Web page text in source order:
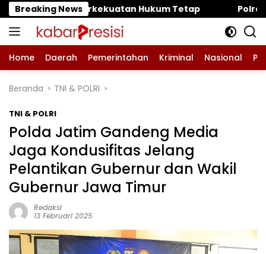
Langsung
ke
konten
Breaking News
Hukum Tetap ‎Polres Pasuruan Mutasi Tiga
Home Daerah Pemerintahan Kriminal Nasional
Beranda TNI & POLRI
TNI & POLRI
Polda Jatim Gandeng Media
Jaga Kondusifitas Jelang
Pelantikan Gubernur dan Wakil
Gubernur Jawa Timur
Redaksi
13 Februari 2025